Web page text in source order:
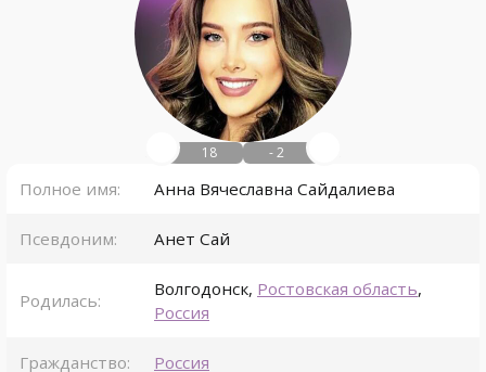
18 - 2
Полное имя: Анна Вячеславна Сайдалиева
Псевдоним: Анет Сай
Родилась:
Волгодонск, Ростовская область,
Россия
Гражданство: Россия